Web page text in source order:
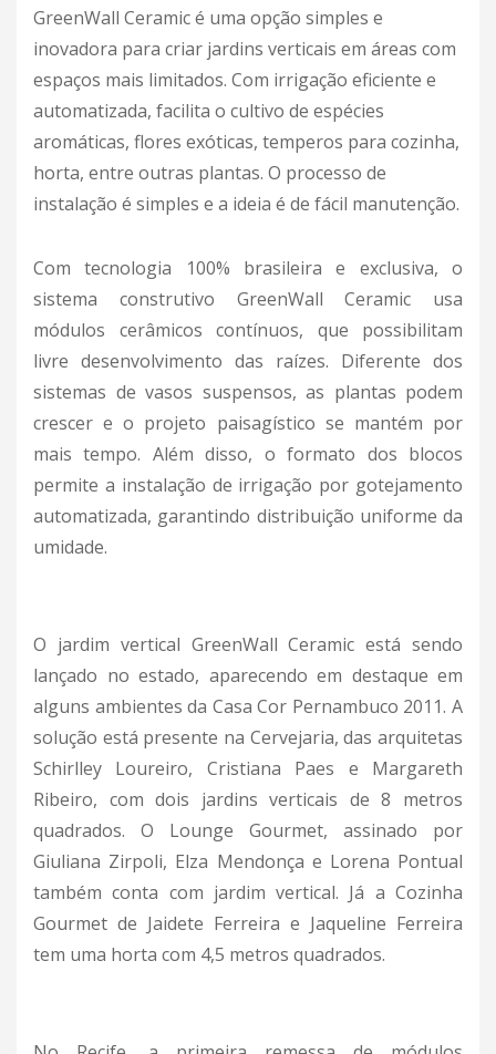
GreenWall Ceramic é uma opção simples e
inovadora para criar jardins verticais em áreas com
espaços mais limitados. Com irrigação eficiente e
automatizada, facilita o cultivo de espécies
aromáticas, flores exóticas, temperos para cozinha,
horta, entre outras plantas. O processo de
instalação é simples e a ideia é de fácil manutenção.
Com tecnologia 100% brasileira e exclusiva, o
sistema construtivo GreenWall Ceramic usa
módulos cerâmicos contínuos, que possibilitam
livre desenvolvimento das raízes. Diferente dos
sistemas de vasos suspensos, as plantas podem
crescer e o projeto paisagístico se mantém por
mais tempo. Além disso, o formato dos blocos
permite a instalação de irrigação por gotejamento
automatizada, garantindo distribuição uniforme da
umidade.
O jardim vertical GreenWall Ceramic está sendo
lançado no estado, aparecendo em destaque em
alguns ambientes da Casa Cor Pernambuco 2011. A
solução está presente na Cervejaria, das arquitetas
Schirlley Loureiro, Cristiana Paes e Margareth
Ribeiro, com dois jardins verticais de 8 metros
quadrados. O Lounge Gourmet, assinado por
Giuliana Zirpoli, Elza Mendonça e Lorena Pontual
também conta com jardim vertical. Já a Cozinha
Gourmet de Jaidete Ferreira e Jaqueline Ferreira
tem uma horta com 4,5 metros quadrados.